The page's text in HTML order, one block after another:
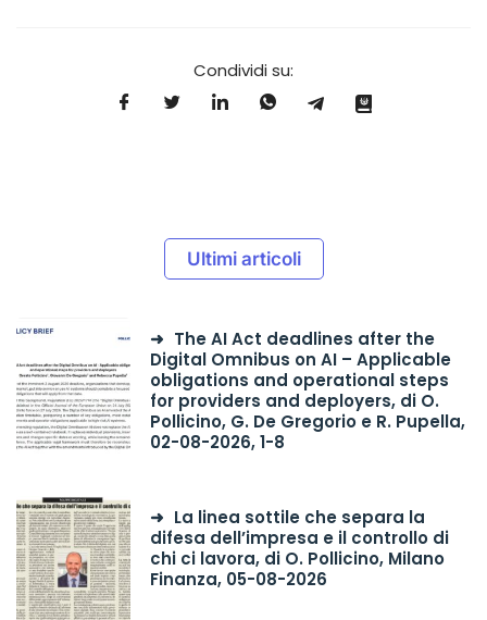
Condividi su:
Ultimi articoli
The AI Act deadlines after the
Digital Omnibus on AI – Applicable
obligations and operational steps
for providers and deployers, di O.
Pollicino, G. De Gregorio e R. Pupella,
02-08-2026, 1-8
La linea sottile che separa la
difesa dell’impresa e il controllo di
chi ci lavora, di O. Pollicino, Milano
Finanza, 05-08-2026